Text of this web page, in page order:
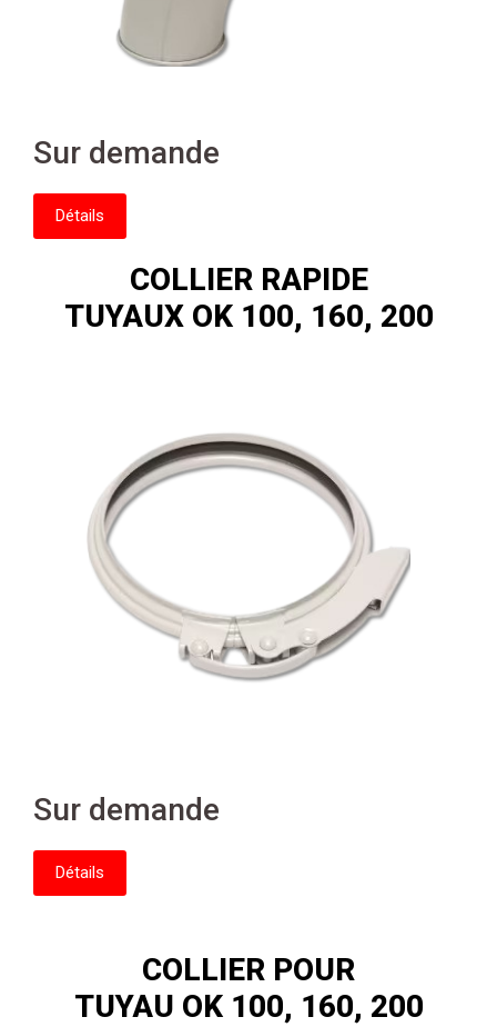
Sur demande
Détails
COLLIER RAPIDE
TUYAUX OK 100, 160, 200
Sur demande
Détails
COLLIER POUR
TUYAU OK 100, 160, 200